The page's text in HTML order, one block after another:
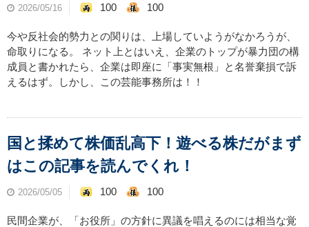
2026/05/16 100 100
今や反社会的勢力との関りは、上場していようがなかろうが、
命取りになる。 ネット上とはいえ、企業のトップが暴力団の構
成員と書かれたら、企業は即座に「事実無根」と名誉棄損で訴
えるはず。しかし、この芸能事務所は！！
国と揉めて株価乱高下！遊べる株だがまず
はこの記事を読んでくれ！
2026/05/05 100 100
民間企業が、「お役所」の方針に異議を唱えるのには相当な覚